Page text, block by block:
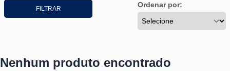
FILTRAR Ordenar por:
Nenhum produto encontrado